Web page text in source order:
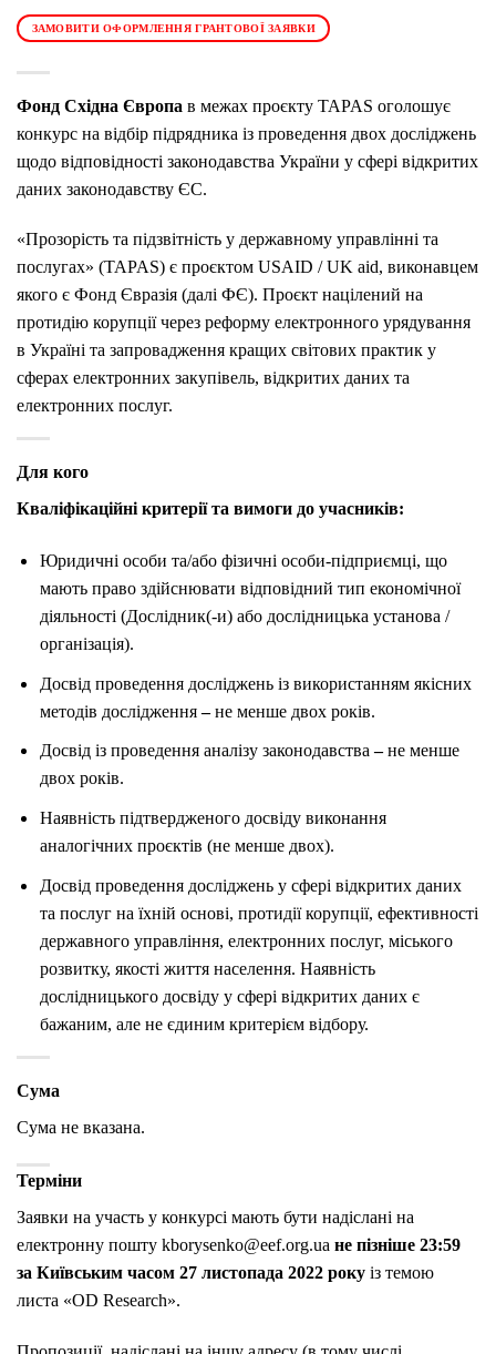
ЗАМОВИТИ ОФОРМЛЕННЯ ГРАНТОВОЇ ЗАЯВКИ
Фонд Східна Європа в межах проєкту TAPAS оголошує
конкурс на відбір підрядника із проведення двох досліджень
щодо відповідності законодавства України у сфері відкритих
даних законодавству ЄC.
«Прозорість та підзвітність у державному управлінні та
послугах» (TAPAS) є проєктом USAID / UK aid, виконавцем
якого є Фонд Євразія (далі ФЄ). Проєкт націлений на
протидію корупції через реформу електронного урядування
в Україні та запровадження кращих світових практик у
сферах електронних закупівель, відкритих даних та
електронних послуг.
Для кого
Кваліфікаційні критерії та вимоги до учасників:
Юридичні особи та/або фізичні особи-підприємці, що
мають право здійснювати відповідний тип економічної
діяльності (Дослідник(-и) або дослідницька установа /
організація).
Досвід проведення досліджень із використанням якісних
методів дослідження–не менше двох років.
Досвід із проведення аналізу законодавства–не менше
двох років.
Наявність підтвердженого досвіду виконання
аналогічних проєктів (не менше двох).
Досвід проведення досліджень у сфері відкритих даних
та послуг на їхній основі, протидії корупції, ефективності
державного управління, електронних послуг, міського
розвитку, якості життя населення. Наявність
дослідницького досвіду у сфері відкритих даних є
бажаним, але не єдиним критерієм відбору.
Сума
Сума не вказана.
Терміни
Заявки на участь у конкурсі мають бути надіслані на
електронну пошту kborysenko@eef.org.ua не пізніше 23:59
за Київським часом 27 листопада 2022 року із темою
листа «OD Research».